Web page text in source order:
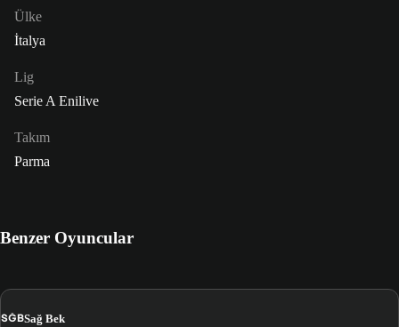
Ülke
İtalya
Lig
Serie A Enilive
Takım
Parma
Benzer Oyuncular
SĞBSağ Bek